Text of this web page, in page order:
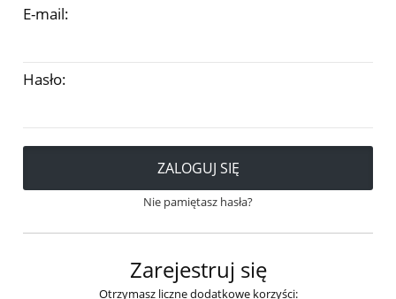
E-mail:
Hasło:
ZALOGUJ SIĘ
Nie pamiętasz hasła?
Zarejestruj się
Otrzymasz liczne dodatkowe korzyści: